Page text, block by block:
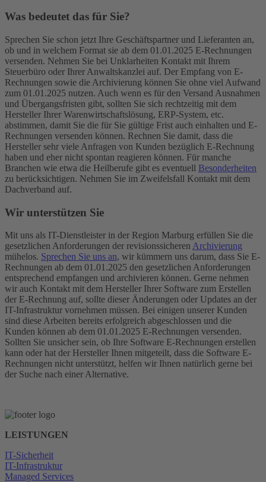
Was bedeutet das für Sie?
Sprechen Sie schon jetzt Ihre Geschäftspartner und Lieferanten an,
ob und in welchem Format sie ab dem 01.01.2025 E-Rechnungen
versenden. Nehmen Sie bei Unklarheiten Kontakt mit Ihrem
Steuerbüro oder Ihrer Anwaltskanzlei auf. Der Empfang von E-
Rechnungen sowie die Archivierung können Sie ohne viel Aufwand
zum 01.01.2025 nutzen. Auch wenn es für den Versand Ausnahmen
und Übergangsfristen gibt, sollten Sie sich rechtzeitig mit dem
Hersteller Ihrer Warenwirtschaftslösung, ERP-System, etc.
abstimmen, damit Sie die für Sie gültige Frist auch einhalten und E-
Rechnungen versenden können. Rechnen Sie damit, dass die
Hersteller sehr viele Anfragen von Kunden bezüglich E-Rechnung
haben und eher nicht spontan reagieren können. Für manche
Branchen wie etwa die Heilberufe gibt es eventuell Besonderheiten
zu berücksichtigen. Nehmen Sie im Zweifelsfall Kontakt mit dem
Dachverband auf.
Wir unterstützen Sie
Mit uns als IT-Dienstleister in der Region Marburg erfüllen Sie die
gesetzlichen Anforderungen der revisionssicherenArchivierung
mühelos. Sprechen Sie uns an, wir kümmern uns darum, dass Sie E-
Rechnungen ab dem 01.01.2025 den gesetzlichen Anforderungen
entsprechend empfangen und archivieren können. Gerne nehmen
wir auch Kontakt mit dem Hersteller Ihrer Software zum Erstellen
der E-Rechnung auf, sollte dieser Änderungen oder Updates an der
IT-Infrastruktur vornehmen müssen. Bei einigen unserer Kunden
sind diese Arbeiten bereits erfolgreich abgeschlossen und die
Kunden können ab dem 01.01.2025 E-Rechnungen versenden.
Sollten Sie unsicher sein, ob Ihre Software E-Rechnungen erstellen
kann oder hat der Hersteller Ihnen mitgeteilt, dass die Software E-
Rechnungen nicht unterstützt, helfen wir Ihnen natürlich gerne bei
der Suche nach einer Alternative.
LEISTUNGEN
IT-Sicherheit
IT-Infrastruktur
Managed Services